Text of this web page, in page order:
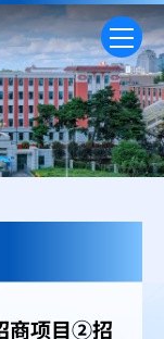
商项目②招